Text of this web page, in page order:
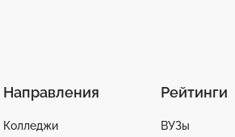
Направления
Колледжи
Рейтинги
ВУЗы